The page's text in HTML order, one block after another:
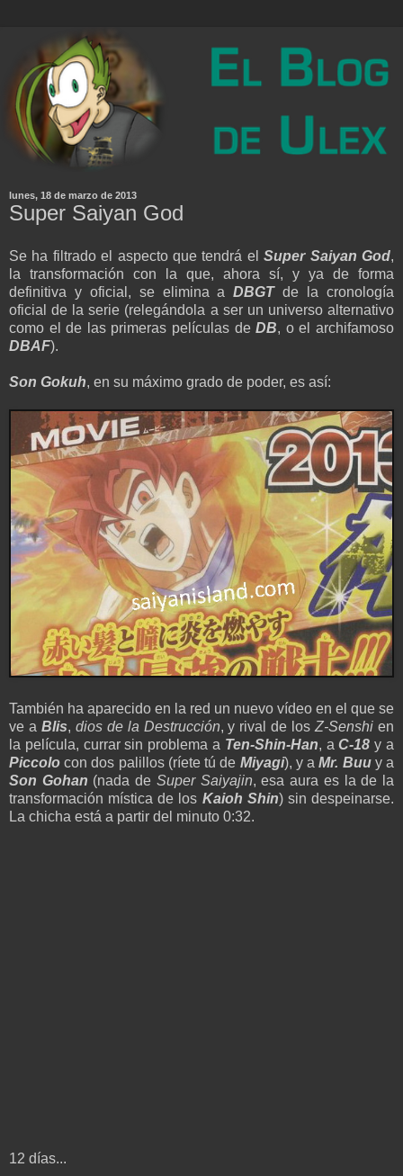
lunes, 18 de marzo de 2013
Super Saiyan God
Se ha filtrado el aspecto que tendrá elSuper Saiyan God,
la transformación con la que, ahora sí, y ya de forma
definitiva y oficial, se elimina aDBGTde la cronología
oficial de la serie (relegándola a ser un universo alternativo
como el de las primeras películas deDB, o el archifamoso
DBAF).
Son Gokuh, en su máximo grado de poder, es así:
También ha aparecido en la red un nuevo vídeo en el que se
ve a Blis, dios de la Destrucción, y rival de losZ-Senshi en
la película, currar sin problema a Ten-Shin-Han, aC-18 y a
Piccolocon dos palillos (ríete tú de Miyagi), y aMr. Buuy a
Son Gohan (nada de Super Saiyajin, esa aura es la de la
transformación mística de los Kaioh Shin) sin despeinarse.
La chicha está a partir del minuto 0:32.
12 días...